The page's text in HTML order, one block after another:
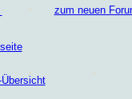
zum neuen